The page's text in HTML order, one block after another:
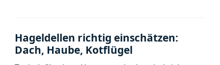
Hageldellen richtig einschätzen:
Dach, Haube, Kotflügel